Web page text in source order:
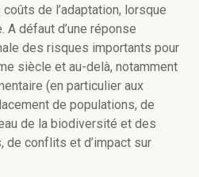
de l’adaptation, lorsque
défaut d’une réponse
des risques importants pour
siècle et au-delà, notamment
(en particulier aux
de populations, de
de la biodiversité et des
conflits et d’impact sur